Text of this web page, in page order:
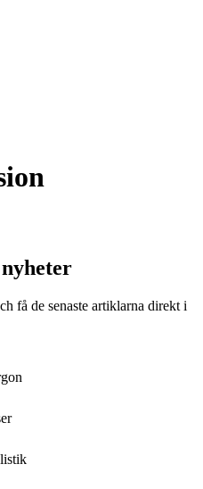
få de senaste artiklarna direkt i